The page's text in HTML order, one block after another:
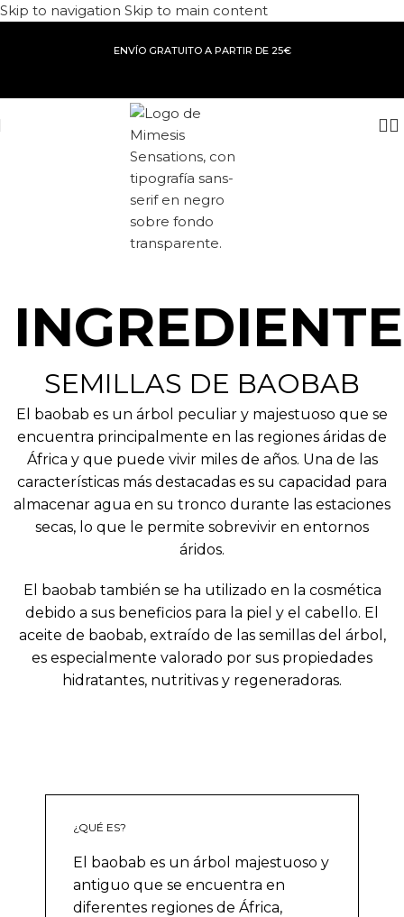
Skip to navigation Skip to main content
ENVÍO GRATUITO A PARTIR DE 25€
SEMILLAS DE BAOBAB
El baobab es un árbol peculiar y majestuoso que se
encuentra principalmente en las regiones áridas de
África y que puede vivir miles de años. Una de las
características más destacadas es su capacidad para
almacenar agua en su tronco durante las estaciones
secas, lo que le permite sobrevivir en entornos
áridos.
El baobab también se ha utilizado en la cosmética
debido a sus beneficios para la piel y el cabello. El
aceite de baobab, extraído de las semillas del árbol,
es especialmente valorado por sus propiedades
hidratantes, nutritivas y regeneradoras.
¿QUÉ ES?
El baobab es un árbol majestuoso y
antiguo que se encuentra en
diferentes regiones de África,